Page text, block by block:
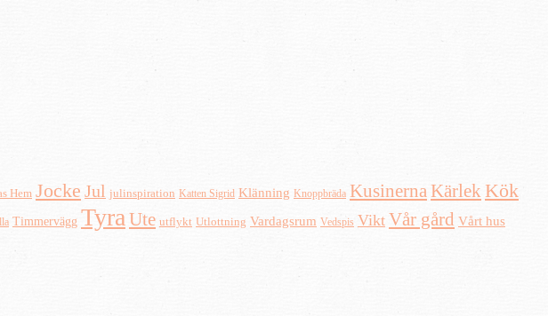
Hem Jocke Jul julinspiration Katten Sigrid Klänning Knoppbräda KusinernaKärlekKök
Timmervägg Tyra Ute utflykt Utlottning Vardagsrum Vedspis Vikt Vår gård Vårt hus